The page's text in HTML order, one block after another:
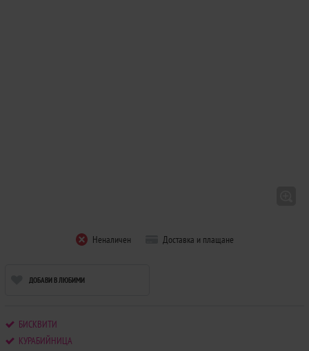
Неналичен Доставка и плащане
ДОБАВИ В ЛЮБИМИ
БИСКВИТИ
КУРАБИЙНИЦА